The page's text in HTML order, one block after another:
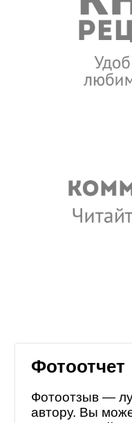
Фотоотчет
Фотоотзыв —
автору. Вы